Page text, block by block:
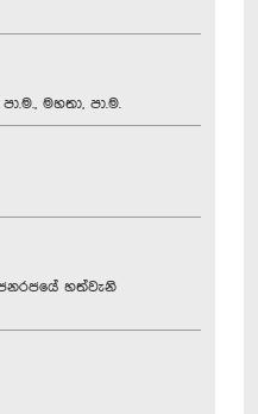
මහතා, පා.ම.
ජනරජයේ හත්වැනි